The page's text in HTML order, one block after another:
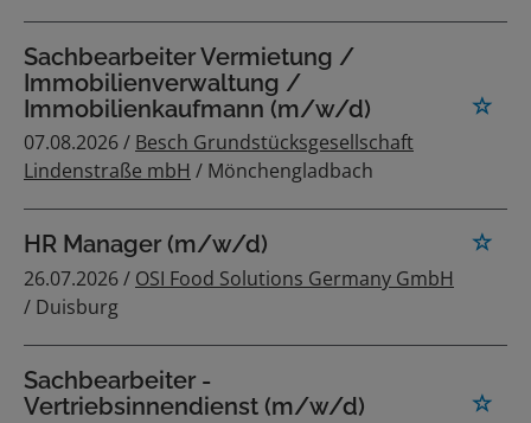
Sachbearbeiter Vermietung /
Immobilienverwaltung /
Immobilienkaufmann (m/w/d)
07.08.2026 / Besch Grundstücksgesellschaft
Lindenstraße mbH / Mönchengladbach
HR Manager (m/w/d)
26.07.2026 / OSI Food Solutions Germany GmbH
/ Duisburg
Sachbearbeiter -
Vertriebsinnendienst (m/w/d)